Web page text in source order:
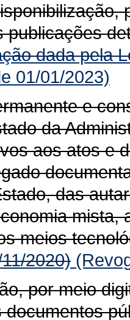
publicações
dada pela
01/01/2023)
e
da
aos atos e
das
mista,
meios
2020)
por meio